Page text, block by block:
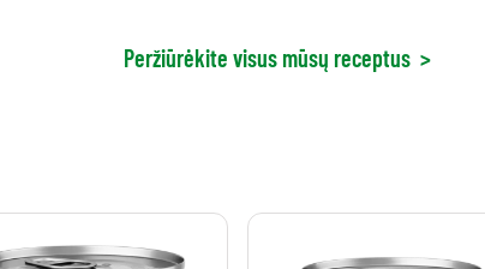
Peržiūrėkite visus mūsų receptus >